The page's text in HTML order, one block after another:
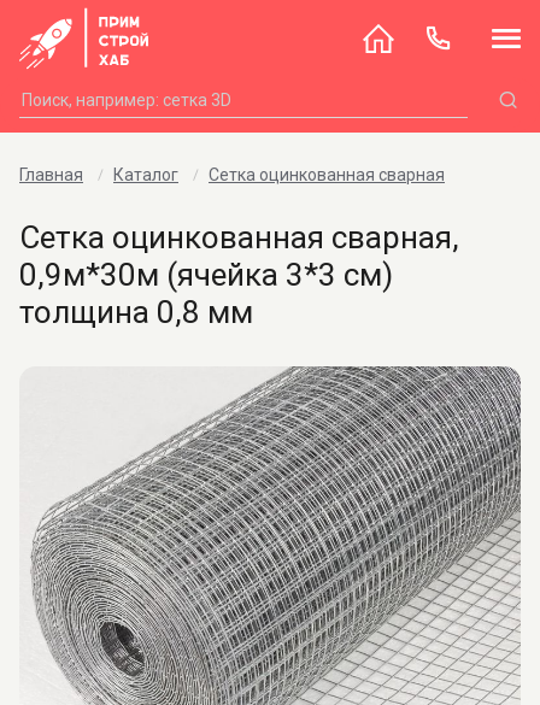
Главная Каталог Сетка оцинкованная сварная
Сетка оцинкованная сварная,
0,9м*30м (ячейка 3*3 см)
толщина 0,8 мм